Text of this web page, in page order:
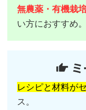
無農薬・有機栽
い方におすすめ。
レシピと材料が
ス。